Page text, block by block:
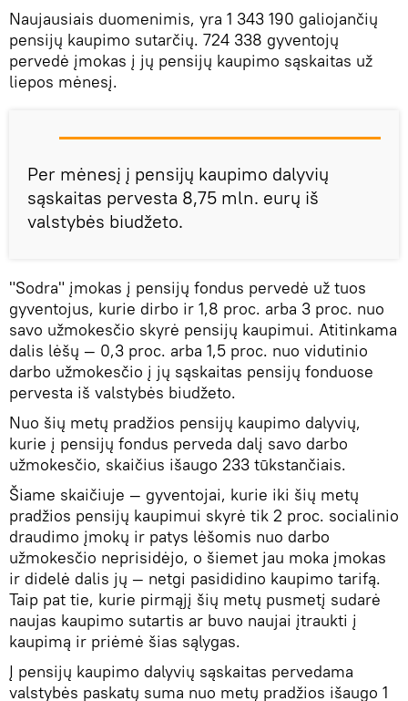
Naujausiais duomenimis, yra 1 343 190 galiojančių
pensijų kaupimo sutarčių. 724 338 gyventojų
pervedė įmokas į jų pensijų kaupimo sąskaitas už
liepos mėnesį.
Per mėnesį į pensijų kaupimo dalyvių
sąskaitas pervesta 8,75 mln. eurų iš
valstybės biudžeto.
"Sodra" įmokas į pensijų fondus pervedė už tuos
gyventojus, kurie dirbo ir 1,8 proc. arba 3 proc. nuo
savo užmokesčio skyrė pensijų kaupimui. Atitinkama
dalis lėšų — 0,3 proc. arba 1,5 proc. nuo vidutinio
darbo užmokesčio į jų sąskaitas pensijų fonduose
pervesta iš valstybės biudžeto.
Nuo šių metų pradžios pensijų kaupimo dalyvių,
kurie į pensijų fondus perveda dalį savo darbo
užmokesčio, skaičius išaugo 233 tūkstančiais.
Šiame skaičiuje — gyventojai, kurie iki šių metų
pradžios pensijų kaupimui skyrė tik 2 proc. socialinio
draudimo įmokų ir patys lėšomis nuo darbo
užmokesčio neprisidėjo, o šiemet jau moka įmokas
ir didelė dalis jų — netgi pasididino kaupimo tarifą.
Taip pat tie, kurie pirmąjį šių metų pusmetį sudarė
naujas kaupimo sutartis ar buvo naujai įtraukti į
kaupimą ir priėmė šias sąlygas.
Į pensijų kaupimo dalyvių sąskaitas pervedama
valstybės paskatų suma nuo metų pradžios išaugo 1